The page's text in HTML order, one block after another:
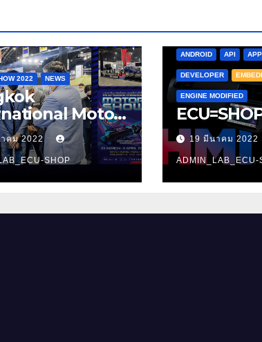
2022 NEWS
Motor
2022
คม 2022
SHOP
ANDROID API
DEVELOPER
ENGINE MODIFIED
19 มีนาคม 2022
ADMIN_LAB_ECU-